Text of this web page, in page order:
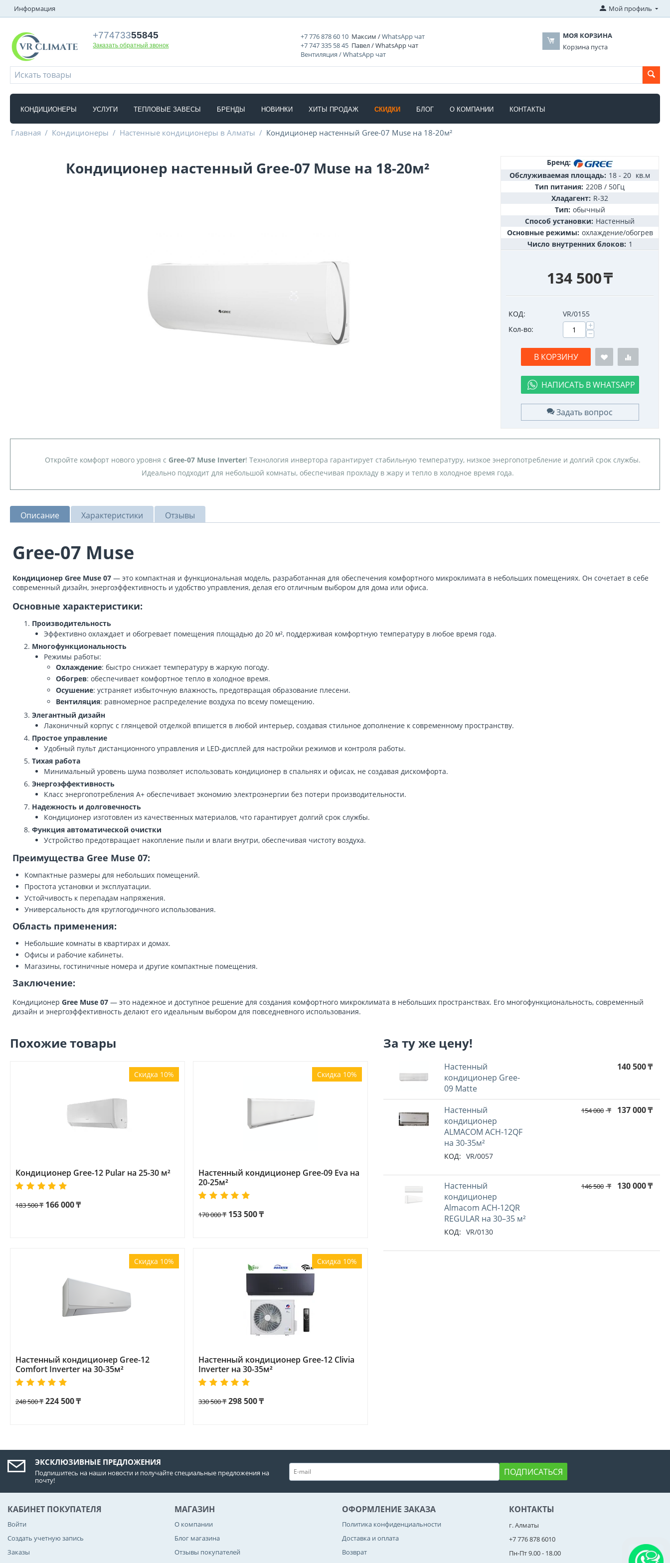
Информация Мой профиль
+77473355845
Заказать обратный звонок
+7 776 878 60 10 Максим /WhatsApp чат
+7 747 335 58 45 Павел / WhatsApp чат
Вентиляция / WhatsApp чат
МОЯ КОРЗИНА
Корзина пуста
КОНДИЦИОНЕРЫ УСЛУГИ ТЕПЛОВЫЕ ЗАВЕСЫ БРЕНДЫ НОВИНКИ ХИТЫ ПРОДАЖ СКИДКИ БЛОГ О КОМПАНИИ КОНТАКТЫ
Главная / Кондиционеры / Настенные кондиционеры в Алматы / Кондиционер настенный Gree-07 Muse на 18-20м²
Кондиционер настенный Gree-07 Muse на 18-20м²
Бренд:
Обслуживаемая площадь: 18 - 20 кв.м
Тип питания: 220В / 50Гц
Хладагент: R-32
Тип: обычный
Способ установки: Настенный
Основные режимы: охлаждение/обогрев
Число внутренних блоков: 1
134 500₸
КОД:
VR/0155
Кол-во:
+
−
В КОРЗИНУ
НАПИСАТЬ В WHATSAPP
Задать вопрос
Откройте комфорт нового уровня с Gree-07 Muse Inverter! Технология инвертора гарантирует стабильную температуру, низкое энергопотребление и долгий срок службы.
Идеально подходит для небольшой комнаты, обеспечивая прохладу в жару и тепло в холодное время года.
Описание Характеристики Отзывы
Gree-07 Muse
Кондиционер Gree Muse 07 — это компактная и функциональная модель, разработанная для обеспечения комфортного микроклимата в небольших помещениях. Он сочетает в себе
современный дизайн, энергоэффективность и удобство управления, делая его отличным выбором для дома или офиса.
Основные характеристики:
Производительность
Эффективно охлаждает и обогревает помещения площадью до 20 м², поддерживая комфортную температуру в любое время года.
Многофункциональность
Режимы работы:
Охлаждение: быстро снижает температуру в жаркую погоду.
Обогрев: обеспечивает комфортное тепло в холодное время.
Осушение: устраняет избыточную влажность, предотвращая образование плесени.
Вентиляция: равномерное распределение воздуха по всему помещению.
Элегантный дизайн
Лаконичный корпус с глянцевой отделкой впишется в любой интерьер, создавая стильное дополнение к современному пространству.
Простое управление
Удобный пульт дистанционного управления и LED-дисплей для настройки режимов и контроля работы.
Тихая работа
Минимальный уровень шума позволяет использовать кондиционер в спальнях и офисах, не создавая дискомфорта.
Энергоэффективность
Класс энергопотребления A+ обеспечивает экономию электроэнергии без потери производительности.
Надежность и долговечность
Кондиционер изготовлен из качественных материалов, что гарантирует долгий срок службы.
Функция автоматической очистки
Устройство предотвращает накопление пыли и влаги внутри, обеспечивая чистоту воздуха.
Преимущества Gree Muse 07:
Компактные размеры для небольших помещений.
Простота установки и эксплуатации.
Устойчивость к перепадам напряжения.
Универсальность для круглогодичного использования.
Область применения:
Небольшие комнаты в квартирах и домах.
Офисы и рабочие кабинеты.
Магазины, гостиничные номера и другие компактные помещения.
Заключение:
Кондиционер Gree Muse 07 — это надежное и доступное решение для создания комфортного микроклимата в небольших пространствах. Его многофункциональность, современный
дизайн и энергоэффективность делают его идеальным выбором для повседневного использования.
Похожие товары
Скидка 10%
Кондиционер Gree-12 Pular на 25-30 м²
183 500₸ 166 000₸
Скидка 10%
Настенный кондиционер Gree-09 Eva на
20-25м²
170 000₸ 153 500₸
Скидка 10%
Настенный кондиционер Gree-12
Comfort Inverter на 30-35м²
248 500₸ 224 500₸
Скидка 10%
Настенный кондиционер Gree-12 Clivia
Inverter на 30-35м²
330 500₸ 298 500₸
За ту же цену!
Настенный
кондиционер Gree-
09 Matte
140 500₸
Hастенный
кондиционер
ALMACOM ACH-12QF
на 30-35м²
КОД: VR/0057
154 000 ₸ 137 000₸
Настенный
кондиционер
Almacom ACH-12QR
REGULAR на 30–35 м²
КОД: VR/0130
146 500 ₸ 130 000₸
ЭКСКЛЮЗИВНЫЕ ПРЕДЛОЖЕНИЯ
Подпишитесь на наши новости и получайте специальные предложения на
почту!
ПОДПИСАТЬСЯ
КАБИНЕТ ПОКУПАТЕЛЯ
Войти
Создать учетную запись
Заказы
МАГАЗИН
О компании
Блог магазина
Отзывы покупателей
ОФОРМЛЕНИЕ ЗАКАЗА
Политика конфиденциальности
Доставка и оплата
Возврат
КОНТАКТЫ
г. Алматы
+7 776 878 6010
Пн-Пт 9.00 - 18.00